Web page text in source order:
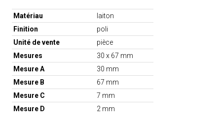
Matériau
laiton
Finition
poli
Unité de vente
pièce
Mesures
30 x 67 mm
Mesure A
30 mm
Mesure B
67 mm
Mesure C
7 mm
Mesure D
2 mm